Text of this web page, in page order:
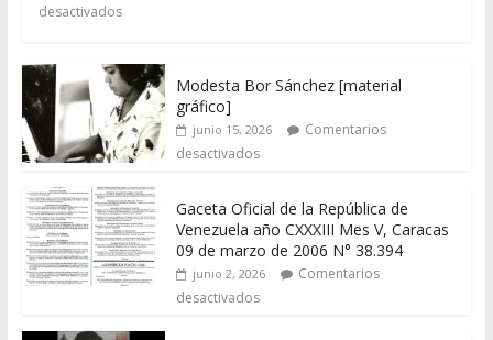
desactivados
Modesta Bor Sánchez [material
gráfico]
junio 15, 2026
Comentarios
desactivados
Gaceta Oficial de la República de
Venezuela año CXXXIII Mes V, Caracas
09 de marzo de 2006 N° 38.394
junio 2, 2026
Comentarios
desactivados